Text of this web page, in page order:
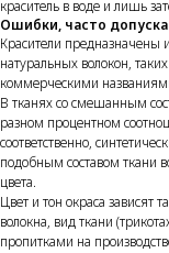
краситель в воде и лишь
Ошибки, часто
Красители предназначены
натуральных волокон,
коммерческими
В тканях со смешанным
разном процентном
соответственно,
подобным составом ткани
цвета.
Цвет и тон окраса зависят
волокна, вид ткани
пропитками на